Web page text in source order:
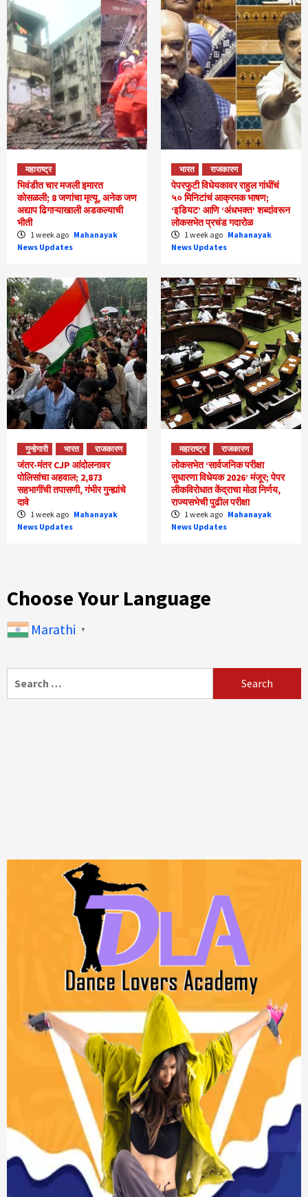
महाराष्ट्र
भिवंडीत चार मजली इमारत
कोसळली; 8 जणांचा मृत्यू, अनेक जण
अद्याप ढिगाऱ्याखाली अडकल्याची
भीती
1 week ago Mahanayak
News Updates
भारत राजकारण
पेपरफुटी विधेयकावर राहुल गांधींचं
५० मिनिटांचं आक्रमक भाषण;
‘इडियट’ आणि ‘अंधभक्त’ शब्दांवरून
लोकसभेत प्रचंड गदारोळ
1 week ago Mahanayak
News Updates
गुन्हेगारी भारत राजकारण
जंतर-मंतर CJP आंदोलनावर
पोलिसांचा अहवाल; 2,873
सहभागींची तपासणी, गंभीर गुन्ह्यांचे
दावे
1 week ago Mahanayak
News Updates
महाराष्ट्र राजकारण
लोकसभेत ‘सार्वजनिक परीक्षा
सुधारणा विधेयक 2026’ मंजूर; पेपर
लीकविरोधात केंद्राचा मोठा निर्णय,
राज्यसभेची पुढील परीक्षा
1 week ago Mahanayak
News Updates
Choose Your Language
Marathi ▼
for: